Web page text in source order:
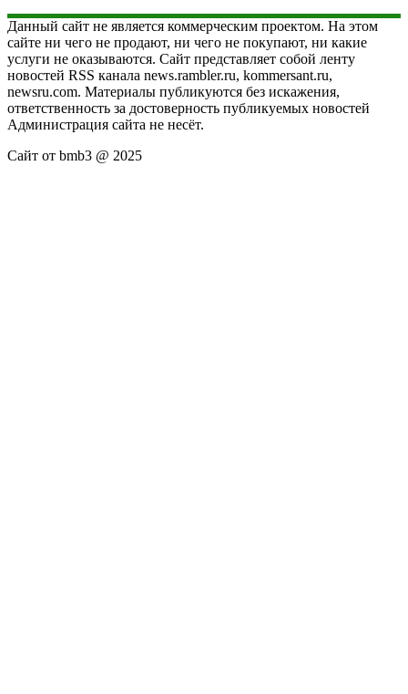
Данный сайт не является коммерческим проектом. На этом
сайте ни чего не продают, ни чего не покупают, ни какие
услуги не оказываются. Сайт представляет собой ленту
новостей RSS канала news.rambler.ru, kommersant.ru,
newsru.com. Материалы публикуются без искажения,
ответственность за достоверность публикуемых новостей
Администрация сайта не несёт.
Сайт от bmb3 @ 2025